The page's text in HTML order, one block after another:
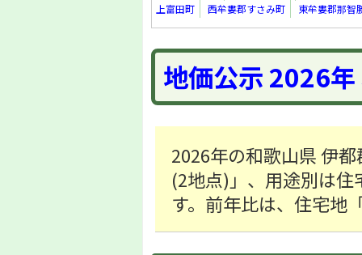
上富田町
西牟婁郡すさみ町 東牟婁郡那智
地価公示 2026
2026年の和歌山県 伊
(2地点)」、用途別は
す。前年比は、住宅地